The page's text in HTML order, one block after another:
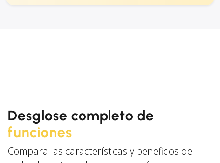
Desglose completo de
funciones
Compara las características y beneficios de